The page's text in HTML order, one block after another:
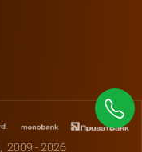
2009 - 2026